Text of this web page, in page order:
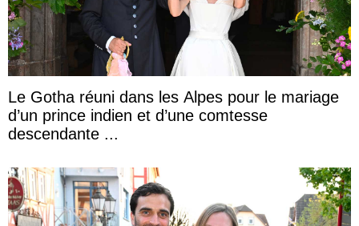
Le Gotha réuni dans les Alpes pour le mariage
d’un prince indien et d’une comtesse
descendante ...